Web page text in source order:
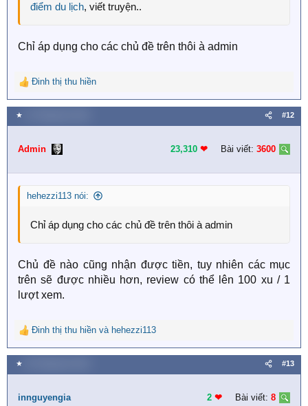
điểm du lịch, viết truyện..
Chỉ áp dụng cho các chủ đề trên thôi à admin
R
e
a
c
i
n
s
Đinh thị thu hiền
★ #12
Admin 23,310 ❤︎ Bài viết: 3600
hehezzi113 nói:
Chỉ áp dụng cho các chủ đề trên thôi à admin
Chủ đề nào cũng nhận được tiền, tuy nhiên các mục
trên sẽ được nhiều hơn, review có thể lên 100 xu / 1
lượt xem.
R
e
a
c
i
Đinh thị thu hiền và hehezzi113
★ #13
innguyengia 2 ❤︎ Bài viết: 8